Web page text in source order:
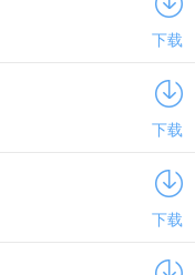
下载
下载
下载